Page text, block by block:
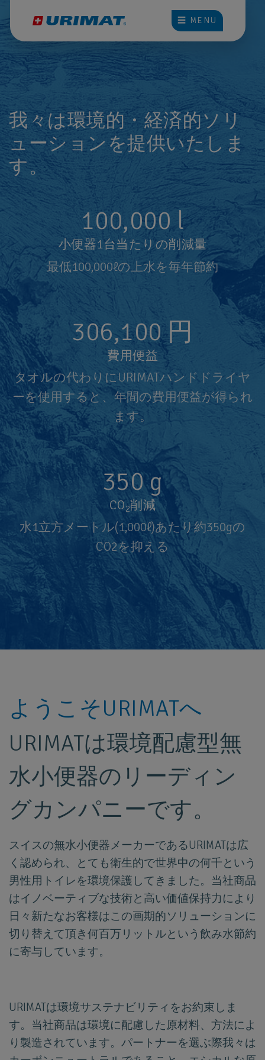
☰ MENU
我々は環境的・経済的ソリ
ューションを提供いたしま
す。
100,000 l
小便器1台当たりの削減量
最低100,000ℓの上水を毎年節約
306,100円
費用便益
タオルの代わりにURIMATハンドドライヤ
ーを使用すると、年間の費用便益が得られ
ます。
350g
CO2削減
水1立方メートル(1,000ℓ)あたり約350gの
CO2を抑える
ようこそURIMATへ
URIMATは環境配慮型無
水小便器のリーディン
グカンパニーです。
スイスの無水小便器メーカーであるURIMATは広
く認められ、とても衛生的で世界中の何千という
男性用トイレを環境保護してきました。当社商品
はイノベーティブな技術と高い価値保持力により
日々新たなお客様はこの画期的ソリューションに
切り替えて頂き何百万リットルという飲み水節約
に寄与しています。
URIMATは環境サステナビリティをお約束しま
す。当社商品は環境に配慮した原材料、方法によ
り製造されています。パートナーを選ぶ際我々は